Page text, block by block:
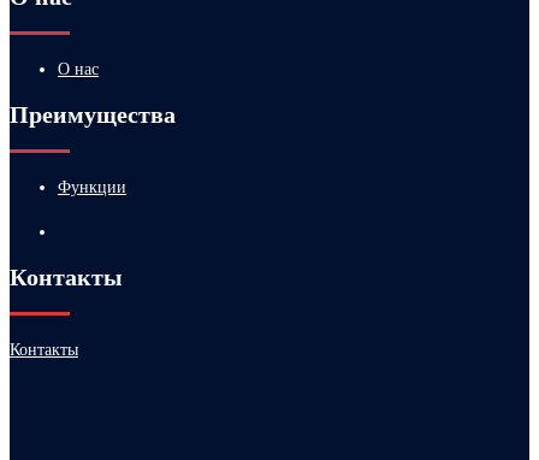
О нас
Преимущества
Функции
Контакты
Контакты